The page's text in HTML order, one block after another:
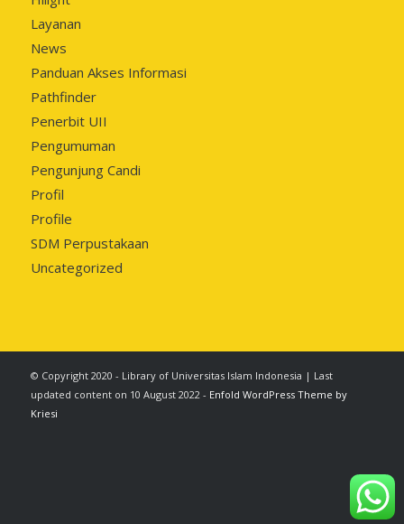
Layanan
News
Panduan Akses Informasi
Pathfinder
Penerbit UII
Pengumuman
Pengunjung Candi
Profil
Profile
SDM Perpustakaan
Uncategorized
© Copyright 2020 - Library of Universitas Islam Indonesia | Last
updated content on 10 August 2022 - Enfold WordPress Theme by
Kriesi